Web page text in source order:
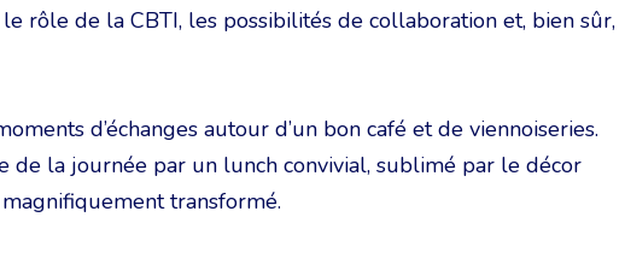
rôle de la CBTI, les possibilités de collaboration et, bien sûr,
d’échanges autour d’un bon café et de viennoiseries.
de la journée par un lunch convivial, sublimé par le décor
transformé.